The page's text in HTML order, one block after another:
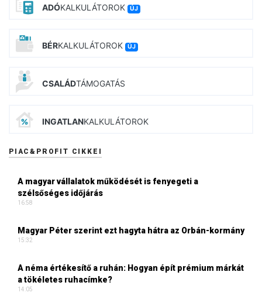
ADÓKALKULÁTOROK ÚJ
BÉRKALKULÁTOROK ÚJ
CSALÁDTÁMOGATÁS
INGATLANKALKULÁTOROK
PIAC&PROFIT CIKKEI
A magyar vállalatok működését is fenyegeti a
szélsőséges időjárás
16:58
Magyar Péter szerint ezt hagyta hátra az Orbán-kormány
15:32
A néma értékesítő a ruhán: Hogyan épít prémium márkát
a tökéletes ruhacímke?
14:05